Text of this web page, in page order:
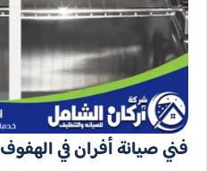
فني صيانة أفران في الهفوف